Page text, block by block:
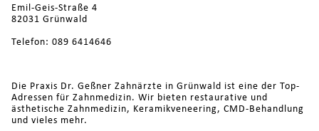
Emil-Geis-Straße 4
82031 Grünwald
Telefon: 089 6414646
Die Praxis Dr. Geßner Zahnärzte in Grünwald ist eine der Top-
Adressen für Zahnmedizin. Wir bieten restaurative und
ästhetische Zahnmedizin, Keramikveneering, CMD-Behandlung
und vieles mehr.